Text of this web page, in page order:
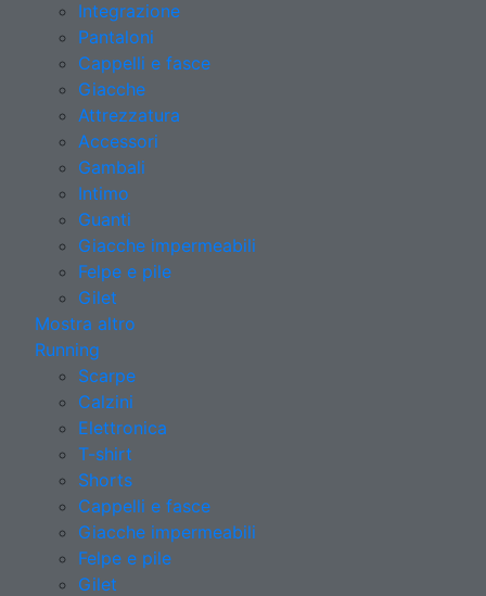
Integrazione
Pantaloni
Cappelli e fasce
Giacche
Attrezzatura
Accessori
Gambali
Intimo
Guanti
Giacche impermeabili
Felpe e pile
Gilet
Mostra altro
Running
Scarpe
Calzini
Elettronica
T-shirt
Shorts
Cappelli e fasce
Giacche impermeabili
Felpe e pile
Gilet